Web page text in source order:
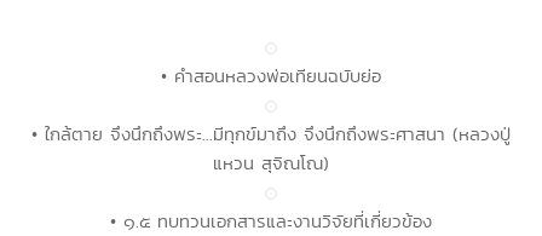
• คำสอนหลวงพ่อเทียนฉบับย่อ
• ใกล้ตาย จึงนึกถึงพระ...มีทุกข์มาถึง จึงนึกถึงพระศาสนา (หลวงปู่
แหวน สุจิณโณ)
• ๑.๕ ทบทวนเอกสารและงานวิจัยที่เกี่ยวข้อง